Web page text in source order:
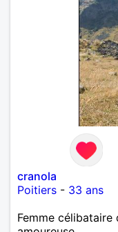
cranola
Poitiers - 33 ans
Femme